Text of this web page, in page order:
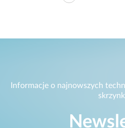
Informacje o najnowszych